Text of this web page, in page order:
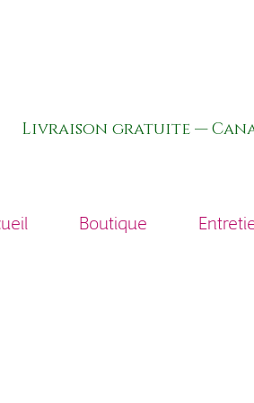
Livraison gratuite —
Boutique